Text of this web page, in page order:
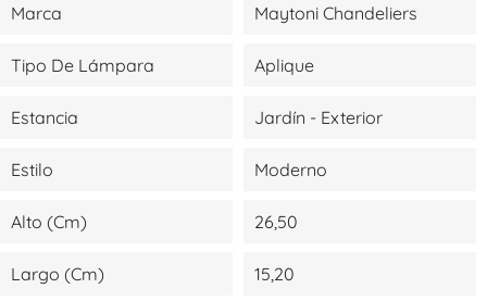
Marca Maytoni Chandeliers
Tipo De Lámpara Aplique
Estancia Jardín - Exterior
Estilo Moderno
Alto (cm) 26,50
Largo (cm) 15,20